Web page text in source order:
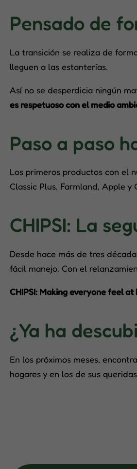
Pensado de
La transición se realiza de
lleguen a las estanterías.
Así no se desperdicia ningún
es respetuoso con el medio
Paso a paso
Los primeros productos con el
Classic Plus, Farmland, Apple
CHIPSI: La
Desde hace más de tres
fácil manejo. Con el
CHIPSI: Making everyone feel at
¿Ya ha
En los próximos meses,
hogares y en los de sus